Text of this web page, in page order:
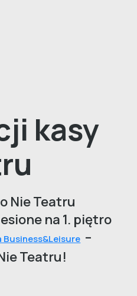
kasy
Nie Teatru
na 1. piętro
Business&Leisure –
Teatru!